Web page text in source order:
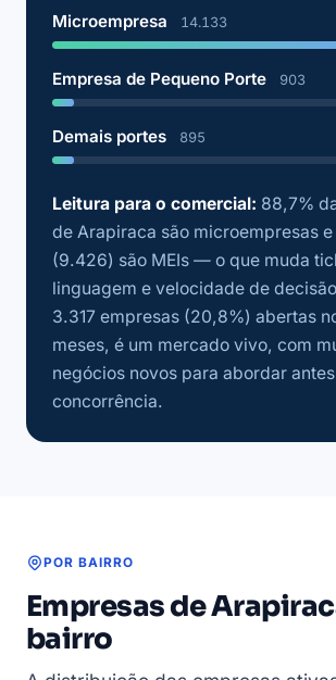
Microempresa 14.133
Empresa de Pequeno Porte 903
Demais portes 895
Leitura para o comercial: 88,7%
de Arapiraca são microempresas
(9.426) são MEIs — o que muda
linguagem e velocidade de
3.317 empresas (20,8%) abertas
meses, é um mercado vivo, com
negócios novos para abordar
concorrência.
POR BAIRRO
Empresas de
bairro